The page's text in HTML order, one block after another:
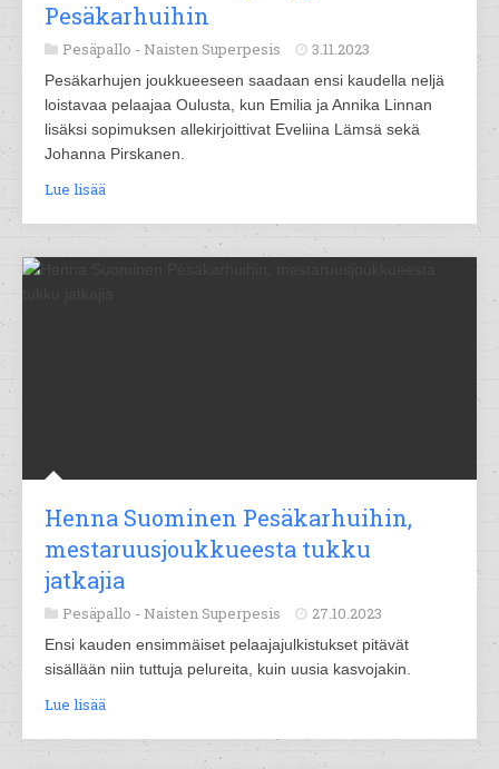
Pesäkarhuihin
Pesäpallo - Naisten Superpesis 3.11.2023
Pesäkarhujen joukkueeseen saadaan ensi kaudella neljä
loistavaa pelaajaa Oulusta, kun Emilia ja Annika Linnan
lisäksi sopimuksen allekirjoittivat Eveliina Lämsä sekä
Johanna Pirskanen.
Lue lisää
Henna Suominen Pesäkarhuihin,
mestaruusjoukkueesta tukku
jatkajia
Pesäpallo - Naisten Superpesis 27.10.2023
Ensi kauden ensimmäiset pelaajajulkistukset pitävät
sisällään niin tuttuja pelureita, kuin uusia kasvojakin.
Lue lisää